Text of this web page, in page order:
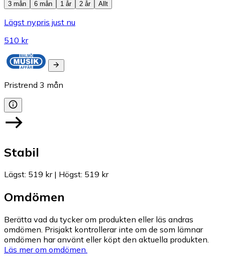
3 mån 6 mån 1 år 2 år Allt
Lägst nypris just nu
510 kr
Pristrend 3 mån
Stabil
Lägst: 519 kr| Högst: 519 kr
Omdömen
Berätta vad du tycker om produkten eller läs andras
omdömen. Prisjakt kontrollerar inte om de som lämnar
omdömen har använt eller köpt den aktuella produkten.
Läs mer om omdömen.